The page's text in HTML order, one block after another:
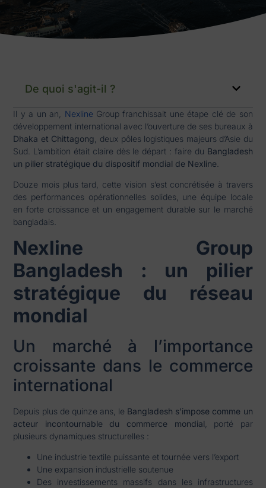
De quoi s'agit-il ?
Il y a un an, NexlineGroup franchissait une étape clé de son
développement international avec l’ouverture de ses bureaux à
Dhaka et Chittagong , deux pôles logistiques majeurs d’Asie du
Sud. L’ambition était claire dès le départ : faire du Bangladesh
un pilier stratégique du dispositif mondial de Nexline
Douze mois plus tard, cette vision s’est concrétisée à travers
des performances opérationnelles solides, une équipe locale
en forte croissance et un engagement durable sur le marché
bangladais.
Nexline Group
Bangladesh : un pilier
stratégique du réseau
mondial
Un marché à l’importance
croissante dans le commerce
international
Depuis plus de quinze ans, le Bangladesh s’impose comme un
acteur incontournable du commerce mondial , porté par
plusieurs dynamiques structurelles :
Une industrie textile puissante et tournée vers l’export
Une expansion industrielle soutenue
Des investissements massifs dans les infrastructures